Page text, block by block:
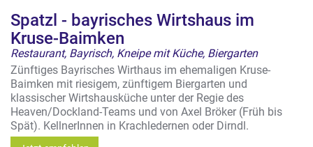
Spatzl - bayrisches Wirtshaus im
Kruse-Baimken
Restaurant, Bayrisch, Kneipe mit Küche, Biergarten
Zünftiges Bayrisches Wirthaus im ehemaligen Kruse-
Baimken mit riesigem, zünftigem Biergarten und
klassischer Wirtshausküche unter der Regie des
Heaven/Dockland-Teams und von Axel Bröker (Früh bis
Spät). KellnerInnen in Krachledernen oder Dirndl.